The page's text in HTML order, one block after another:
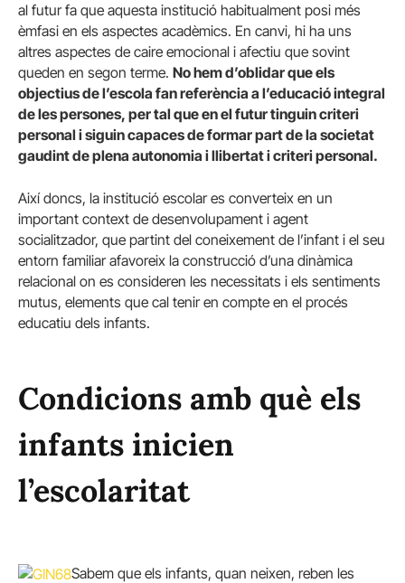
al futur fa que aquesta institució habitualment posi més
èmfasi en els aspectes acadèmics. En canvi, hi ha uns
altres aspectes de caire emocional i afectiu que sovint
queden en segon terme. No hem d’oblidar que els
objectius de l’escola fan referència a l’educació integral
de les persones, per tal que en el futur tinguin criteri
personal i siguin capaces de formar part de la societat
gaudint de plena autonomia i llibertat i criteri personal.
Així doncs, la institució escolar es converteix en un
important context de desenvolupament i agent
socialitzador, que partint del coneixement de l’infant i el seu
entorn familiar afavoreix la construcció d’una dinàmica
relacional on es consideren les necessitats i els sentiments
mutus, elements que cal tenir en compte en el procés
educatiu dels infants.
Condicions amb què els
infants inicien
l’escolaritat
Sabem que els infants, quan neixen, reben les